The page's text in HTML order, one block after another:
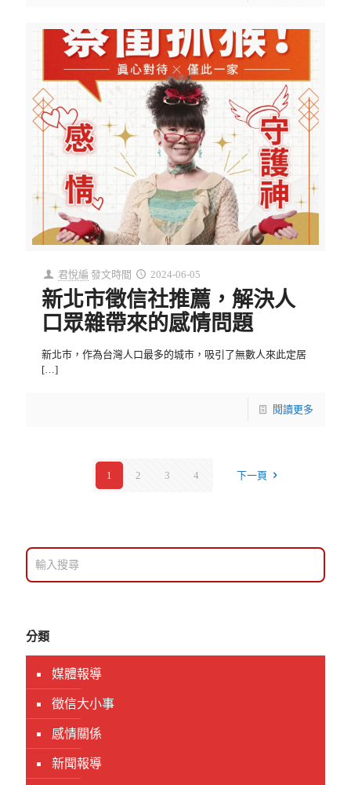
君悅編 發文時間 2024-06-05
新北市徵信社推薦，解決人
口眾雜帶來的感情問題
新北市，作為台灣人口最多的城市，吸引了無數人來此定居
[…]
閱讀更多
1 2 3 4 下一頁
分類
媒體報導
徵信大小事
感情關係
新聞報導